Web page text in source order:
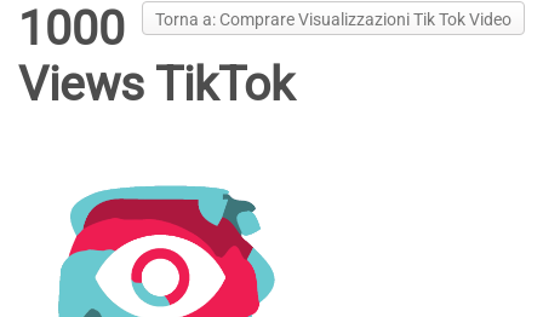
Torna a: Comprare Visualizzazioni Tik Tok Video
1000
Views TikTok